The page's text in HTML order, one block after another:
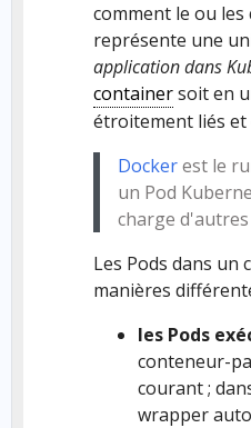
comment le ou
représente une
application dans
containersoit en
étroitement liés et
Dockerest le
un Pod
charge d'autres
Les Pods dans un
manières
les Pods
conteneur-
courant ;
wrapper